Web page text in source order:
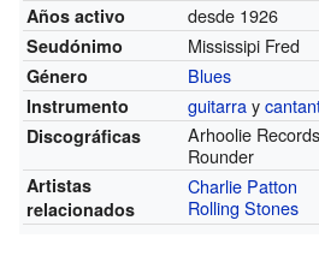
Años activo desde 1926
Seudónimo Mississipi Fred
Género Blues
Instrumento guitarray
Discográficas Arhoolie
Rounder
Artistas
relacionados
Charlie Patton
Rolling Stones